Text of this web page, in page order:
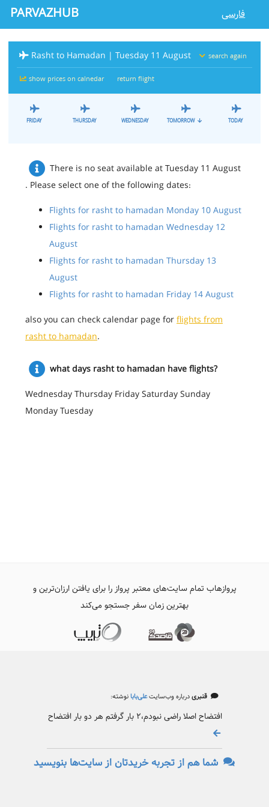
فارسی PARVAZHUB
Rasht to Hamadan | Tuesday 11 August search again
show prices on calnedar return flight
TODAY
TOMORROW
WEDNESDAY
THURSDAY
FRIDAY
There is no seat available at Tuesday 11 August
. Please select one of the following dates:
Flights for rasht to hamadan Monday 10 August
Flights for rasht to hamadan Wednesday 12
August
Flights for rasht to hamadan Thursday 13
August
Flights for rasht to hamadan Friday 14 August
also you can check calendar page forflights from
rasht to hamadan.
what days rasht to hamadan have flights?
Wednesday Thursday Friday Saturday Sunday
Monday Tuesday
پروازهاب تمام سایت‌های معتبر پرواز را برای یافتن ارزان‌ترین و
بهترین زمان سفر جستجو می‌کند
قنبریدرباره وب‌سایتعلی‌بابانوشته:
افتضاح اصلا راضی نبودم،۲ بار گرفتم هر دو بار افتضاح
شما هم از تجربه خریدتان از سایت‌ها بنویسید